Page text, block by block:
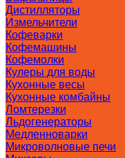
Дистилляторы
Измельчители
Кофеварки
Кофемашины
Кофемолки
Кулеры для воды
Кухонные весы
Кухонные комбайны
Ломтерезки
Льдогенераторы
Медленноварки
Микроволновые печи